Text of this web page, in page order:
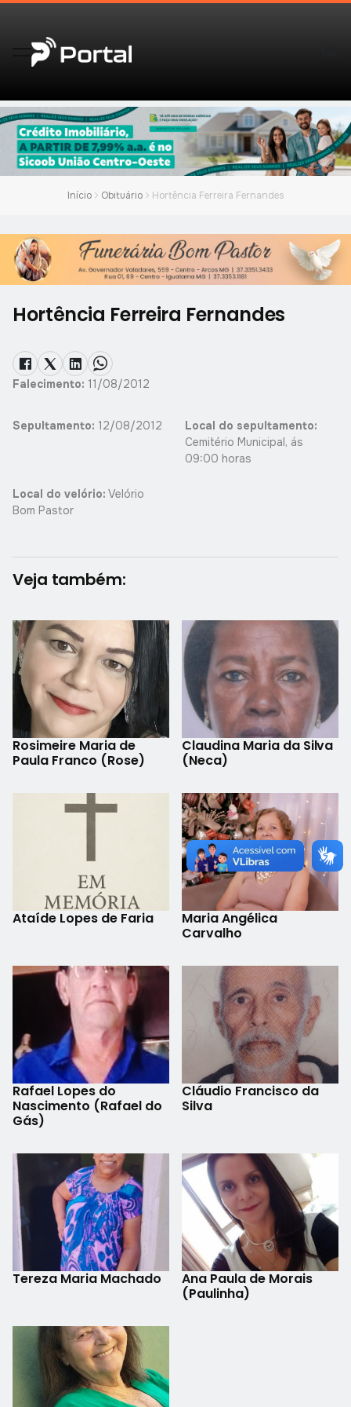
Início Obituário Hortência Ferreira Fernandes
Hortência Ferreira Fernandes
Falecimento: 11/08/2012
Sepultamento: 12/08/2012
Local do sepultamento:
Cemitério Municipal, ás
09:00 horas
Local do velório: Velório
Bom Pastor
Veja também:
Rosimeire Maria de
Paula Franco (Rose)
Claudina Maria da Silva
(Neca)
Ataíde Lopes de Faria
Maria Angélica
Carvalho
Rafael Lopes do
Nascimento (Rafael do
Gás)
Cláudio Francisco da
Silva
Tereza Maria Machado
Ana Paula de Morais
(Paulinha)